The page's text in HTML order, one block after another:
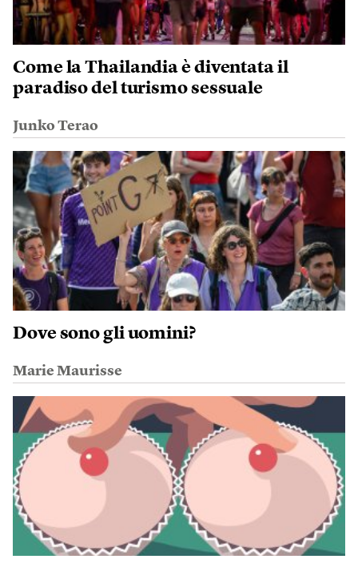
Come la Thailandia è diventata il
paradiso del turismo sessuale
Junko Terao
Dove sono gli uomini?
Marie Maurisse